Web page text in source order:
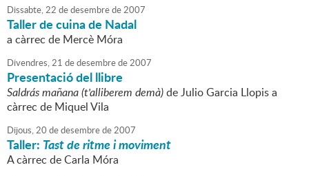
Dissabte,22 dedesembrede2007
Taller de cuina de Nadal
a càrrec de Mercè Móra
Divendres,21 dedesembrede2007
Presentació del llibre
Saldrás mañana (t'alliberem demà)de Julio Garcia Llopis a
càrrec de Miquel Vila
Dijous,20 dedesembrede2007
Taller: Tast de ritme i moviment
A càrrec de Carla Móra